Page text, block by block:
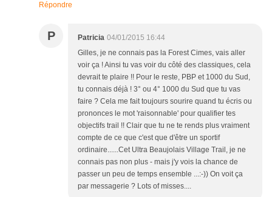
Répondre
P Patricia 04/01/2015 16:44
Gilles, je ne connais pas la Forest Cimes, vais aller
voir ça ! Ainsi tu vas voir du côté des classiques, cela
devrait te plaire !! Pour le reste, PBP et 1000 du Sud,
tu connais déjà ! 3° ou 4° 1000 du Sud que tu vas
faire ? Cela me fait toujours sourire quand tu écris ou
prononces le mot 'raisonnable' pour qualifier tes
objectifs trail !! Clair que tu ne te rends plus vraiment
compte de ce que c'est que d'être un sportif
ordinaire......Cet Ultra Beaujolais Village Trail, je ne
connais pas non plus - mais j'y vois la chance de
passer un peu de temps ensemble ...:-)) On voit ça
par messagerie ? Lots of misses....